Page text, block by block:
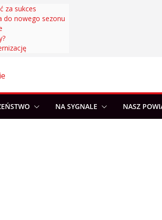
za sukces
do nowego sezonu
NA SYGNALE NASZ